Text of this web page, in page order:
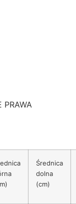
Średnica
dolna
(cm)